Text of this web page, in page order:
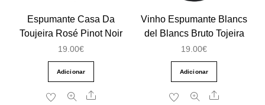
Espumante Casa Da
Toujeira Rosé Pinot Noir
19.00€
Adicionar
Share
Vinho Espumante Blancs
del Blancs Bruto Tojeira
19.00€
Adicionar
Share